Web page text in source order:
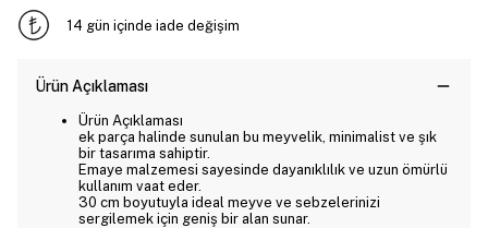
14 gün içinde iade değişim
Ürün Açıklaması
Ürün Açıklaması
ek parça halinde sunulan bu meyvelik, minimalist ve şık
bir tasarıma sahiptir.
Emaye malzemesi sayesinde dayanıklılık ve uzun ömürlü
kullanım vaat eder.
30 cm boyutuyla ideal meyve ve sebzelerinizi
sergilemek için geniş bir alan sunar.